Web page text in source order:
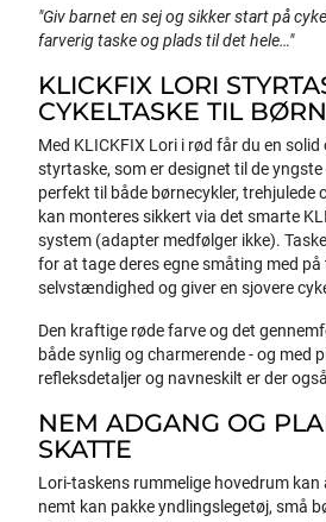
"Giv barnet en sej og sikker start på
farverig taske og plads til det hele…"
KLICKFIX LORI
CYKELTASKE TIL BØRN
Med KLICKFIX Lori i rød får du en solid
styrtaske, som er designet til de
perfekt til både børnecykler, trehjulede
kan monteres sikkert via det smarte
system (adapter medfølger ikke).
for at tage deres egne småting med
selvstændighed og giver en sjovere
Den kraftige røde farve og det
både synlig og charmerende - og med
refleksdetaljer og navneskilt er der
NEM ADGANG OG
SKATTE
Lori-taskens rummelige hovedrum kan
nemt kan pakke yndlingslegetøj, små